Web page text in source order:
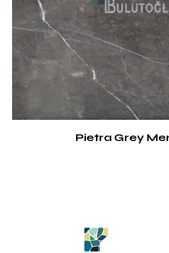
Pietra Grey